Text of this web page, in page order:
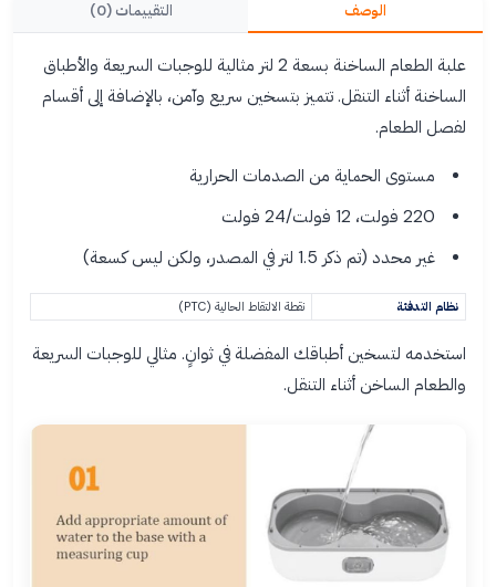
الوصف التقييمات (0)
علبة الطعام الساخنة بسعة 2 لتر مثالية للوجبات السريعة والأطباق
الساخنة أثناء التنقل. تتميز بتسخين سريع وآمن، بالإضافة إلى أقسام
لفصل الطعام.
مستوى الحماية من الصدمات الحرارية
220 فولت، 12 فولت/24 فولت
غير محدد (تم ذكر 1.5 لتر في المصدر، ولكن ليس كسعة)
نظام التدفئة نقطة الالتقاط الحالية (PTC)
استخدمه لتسخين أطباقك المفضلة في ثوانٍ. مثالي للوجبات السريعة
والطعام الساخن أثناء التنقل.